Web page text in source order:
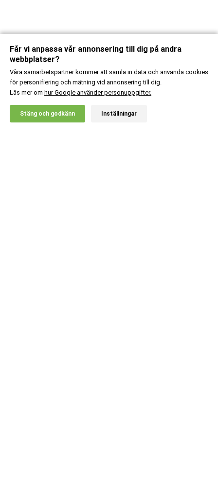
Får vi anpassa vår annonsering till dig på andra
webbplatser?
Våra samarbetspartner kommer att samla in data och använda cookies
för personifiering och mätning vid annonsering till dig.
Läs mer om hur Google använder personuppgifter.
Stäng och godkänn Inställningar